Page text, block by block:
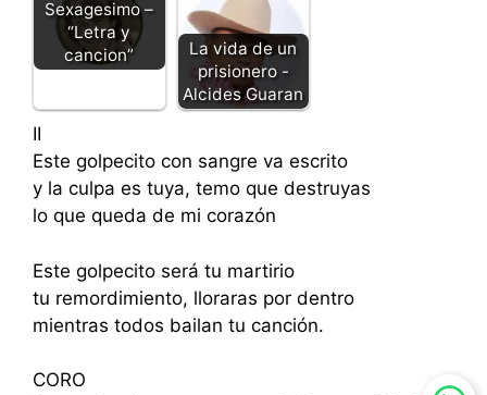
Sexagesimo –
“Letra y
cancion”
La vida de un
prisionero -
Alcides Guaran
II
Este golpecito con sangre va escrito
y la culpa es tuya, temo que destruyas
lo que queda de mi corazón
Este golpecito será tu martirio
tu remordimiento, lloraras por dentro
mientras todos bailan tu canción.
CORO